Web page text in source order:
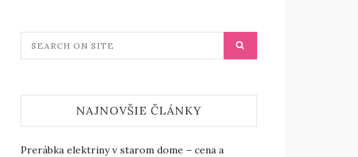
NAJNOVŠIE ČLÁNKY
Prerábka elektriny v starom dome – cena a